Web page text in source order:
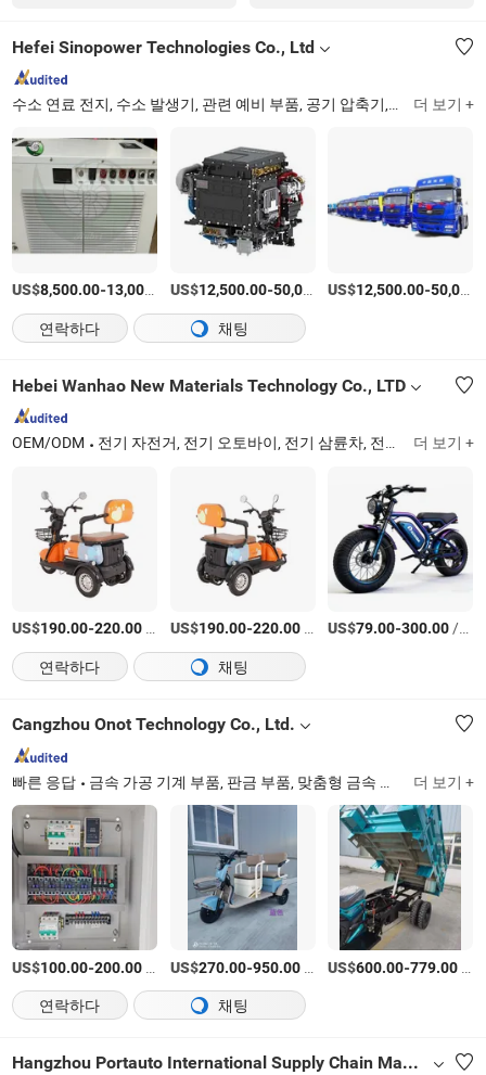
Hefei Sinopower Technologies Co., Ltd
수소 연료 전지, 수소 발생기, 관련 예비 부품, 공기 압축기, 알카라인 전해조, 펨 전해조, 수소 생산 장비, AEM 전해조 더 보기 +
US$8,500.00-13,000.00 /상품
US$12,500.00-50,000.00 /상품
US$12,500.00-50,000.00
연락하다 채팅
Hebei Wanhao New Materials Technology Co., LTD
OEM/ODM 전기 자전거, 전기 오토바이, 전기 삼륜차, 전기 보조 차량, 전기 어린이 장난감 자동차 더 보기 +
US$190.00-220.00 US$190.00-220.00/상품 US$79.00-300.00/상품
연락하다
채팅
Cangzhou Onot Technology Co., Ltd.
빠른 응답 금속 가공 기계 부품, 판금 부품, 맞춤형 금속 가공, 차고, 풀 압축기 기계 더 보기 +
US$100.00-200.00 US$270.00-950.00/상품 US$600.00-779.00
연락하다
채팅
Hangzhou Portauto International Supply Chain Management Co., Ltd.